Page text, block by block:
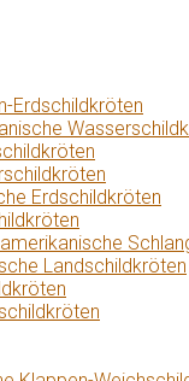
Erdschildkröten
Erdschildkröten
Landschildkröten